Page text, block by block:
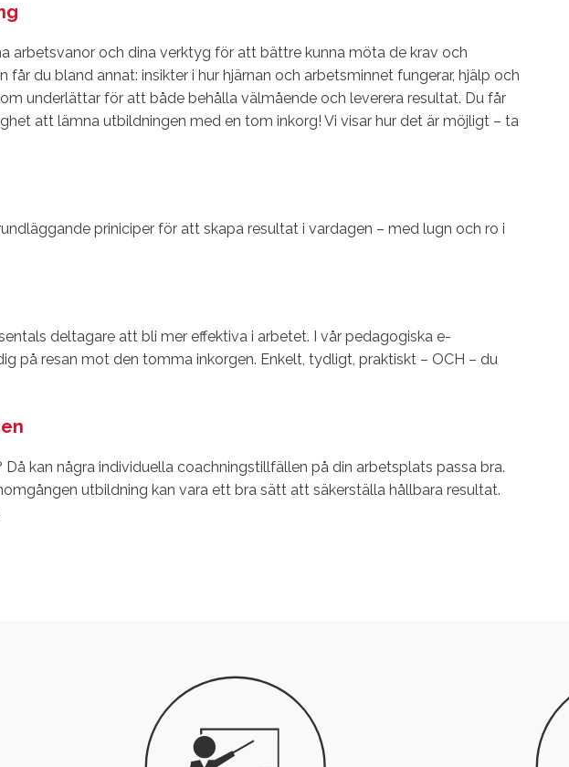
arbetsvanor och dina verktyg för att bättre kunna möta de krav och
du bland annat: insikter i hur hjärnan och arbetsminnet fungerar, hjälp och
underlättar för att både behålla välmående och leverera resultat. Du får
att lämna utbildningen med en tom inkorg! Vi visar hur det är möjligt – ta
priniciper för att skapa resultat i vardagen – med lugn och ro i
deltagare att bli mer effektiva i arbetet. I vår pedagogiska e-
på resan mot den tomma inkorgen. Enkelt, tydligt, praktiskt – OCH – du
Då kan några individuella coachningstillfällen på din arbetsplats passa bra.
utbildning kan vara ett bra sätt att säkerställa hållbara resultat.